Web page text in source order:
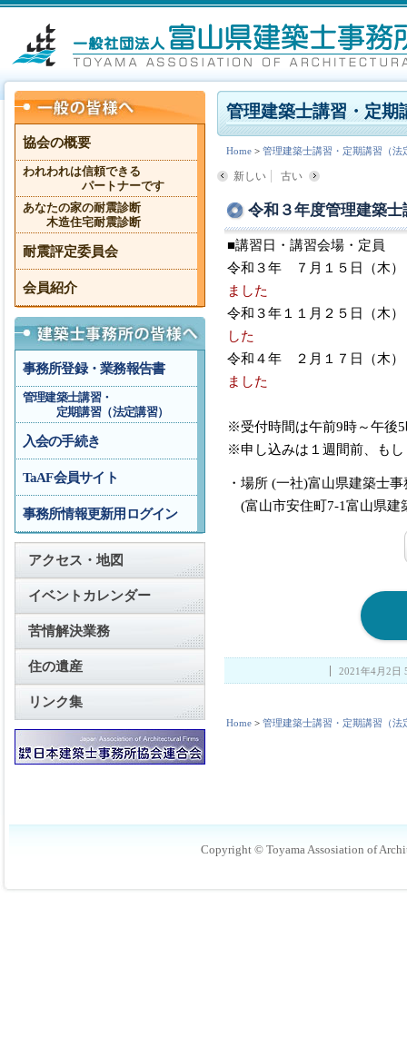
管理建築士講習・定期
Home > 管理建築士講習・定期講習（法
新しい 古い
令和３年度管理建築
■講習日・講習会場・定員
令和３年 ７月１５日（
ました
令和３年１１月２５日（
した
令和４年 ２月１７日（
ました
※受付時間は午前9時～午後
※申し込みは１週間前、も
・場所 (一社)富山県建築士
(富山市安住町7-1富山県建
2021年4月2日
Home > 管理建築士講習・定期講習（法
協会の概要
われわれは信頼できる
パートナーです
あなたの家の耐震診断
木造住宅耐震診断
耐震評定委員会
会員紹介
事務所登録・業務報告書
管理建築士講習・
定期講習（法定講習）
入会の手続き
TaAF会員サイト
事務所情報更新用ログイン
アクセス・地図
イベントカレンダー
苦情解決業務
住の遺産
リンク集
Copyright © Toyama Assosiation of